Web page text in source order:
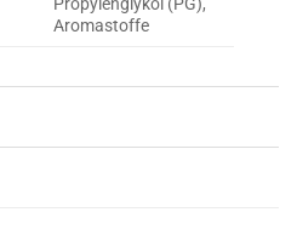
Aromastoffe